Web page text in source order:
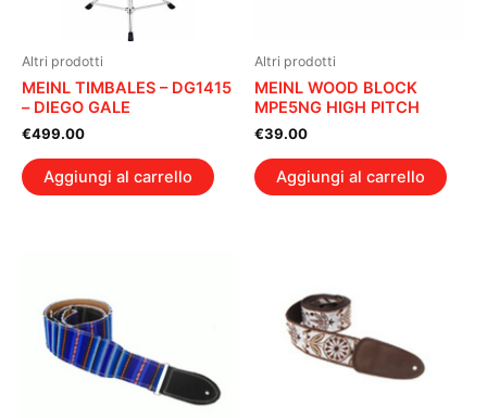
Altri prodotti
MEINL TIMBALES – DG1415
– DIEGO GALE
€499.00
Aggiungi al carrello
Altri prodotti
MEINL WOOD BLOCK
MPE5NG HIGH PITCH
€39.00
Aggiungi al carrello